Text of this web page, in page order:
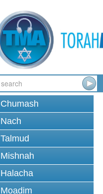
Chumash
Nach
Talmud
Mishnah
Halacha
Moadim